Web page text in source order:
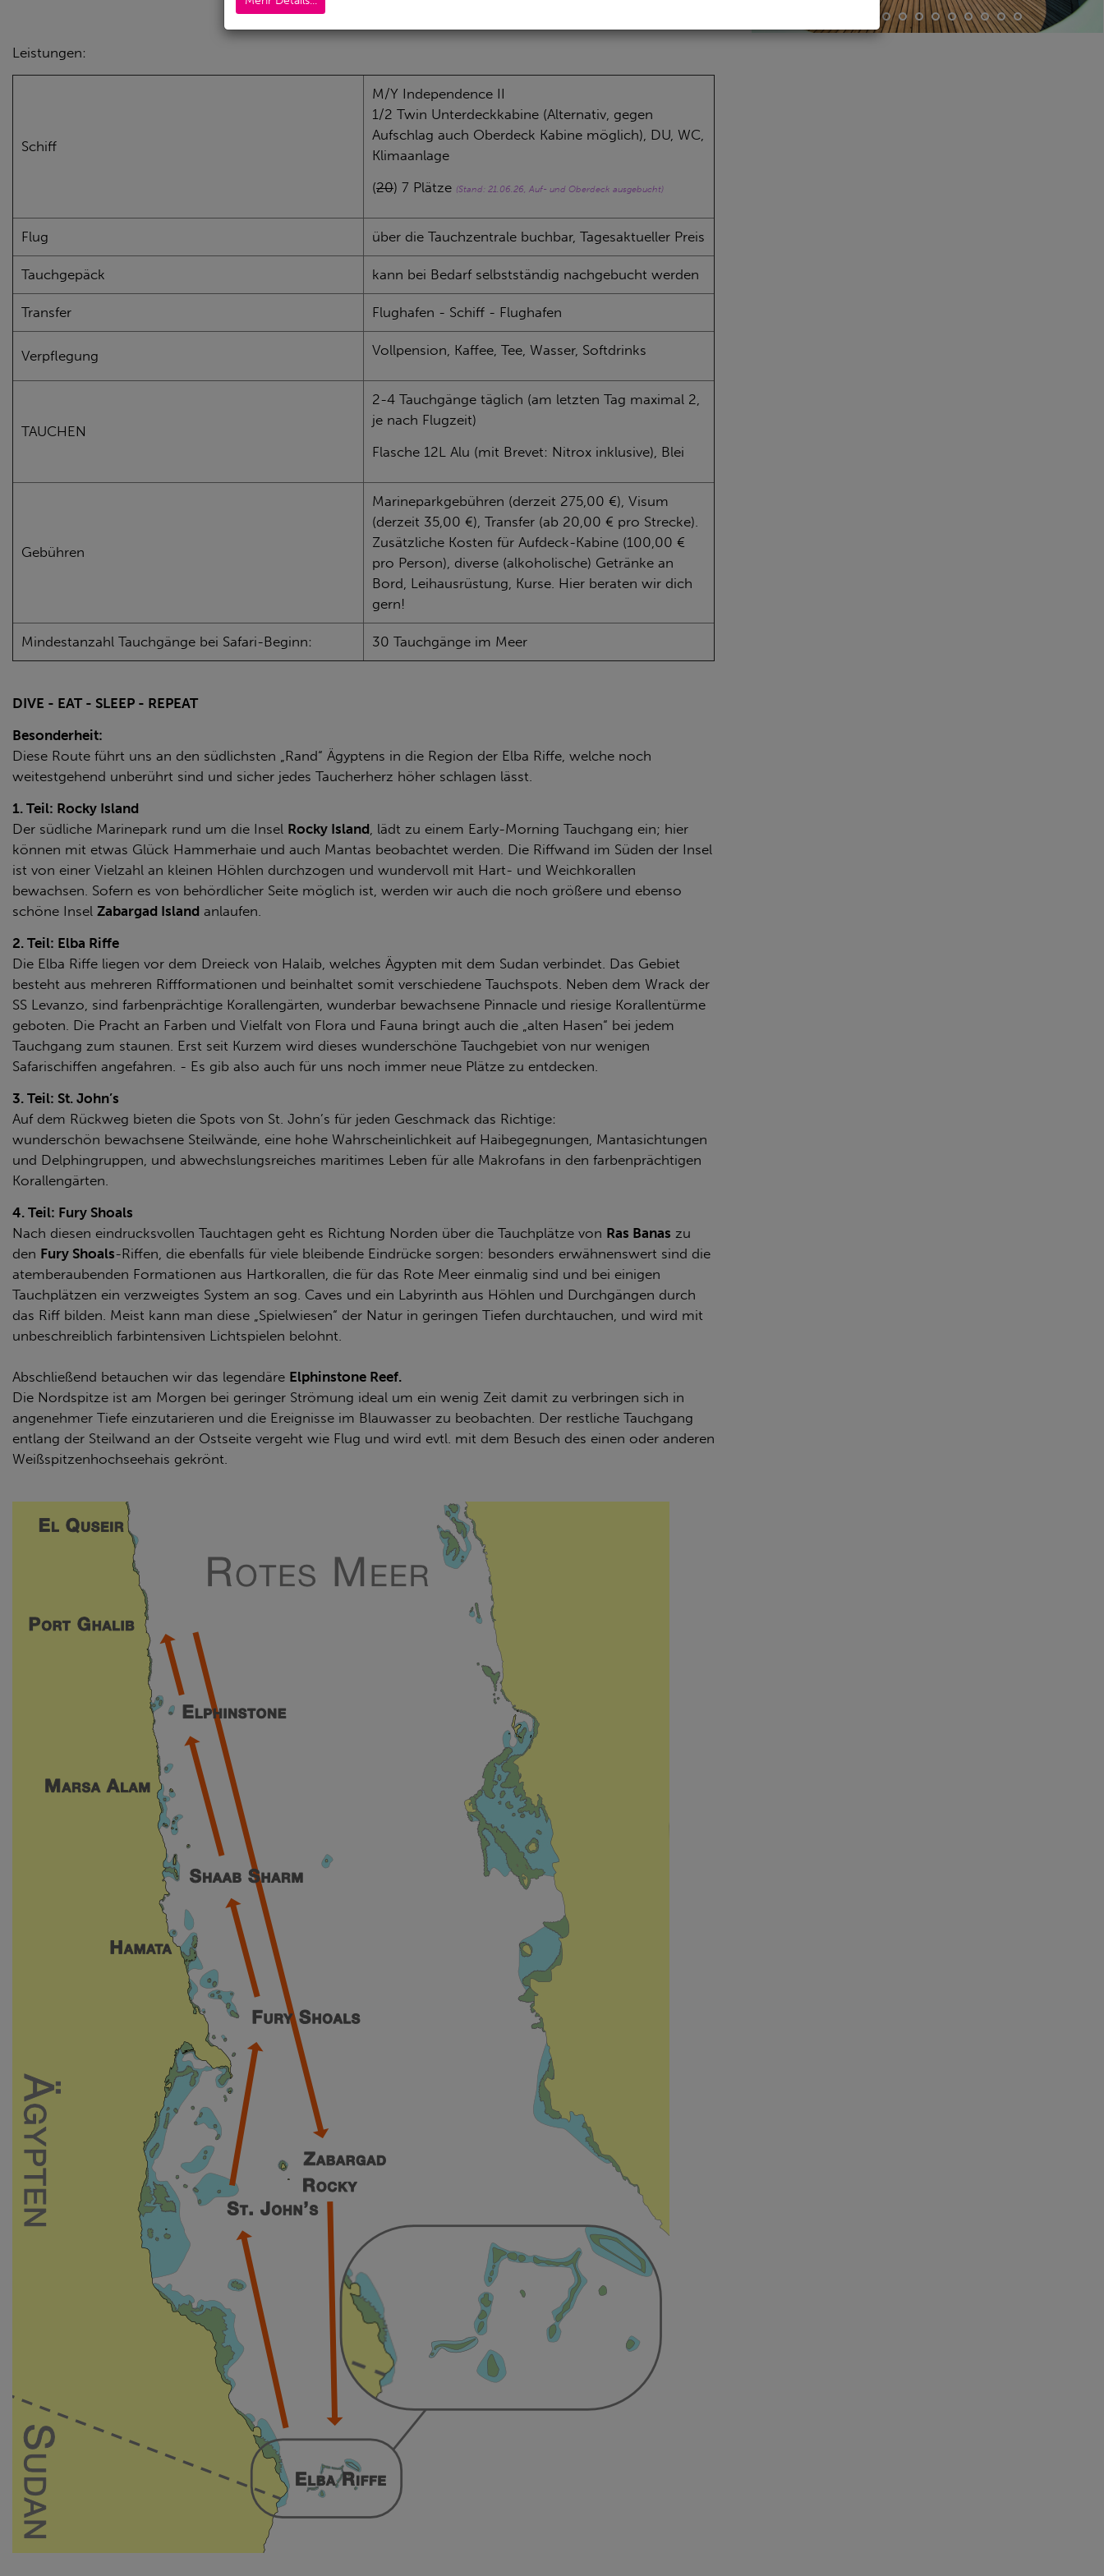
Leistungen:
Schiff
M/Y Independence II
1/2 Twin Unterdeckkabine (Alternativ, gegen
Aufschlag auch Oberdeck Kabine möglich), DU, WC,
Klimaanlage
(20) 7 Plätze (Stand: 21.06.26, Auf- und Oberdeck ausgebucht)
Flug über die Tauchzentrale buchbar, Tagesaktueller Preis
Tauchgepäck kann bei Bedarf selbstständig nachgebucht werden
Transfer Flughafen - Schiff - Flughafen
Verpflegung Vollpension, Kaffee, Tee, Wasser, Softdrinks
TAUCHEN
2-4 Tauchgänge täglich (am letzten Tag maximal 2,
je nach Flugzeit)
Flasche 12L Alu (mit Brevet: Nitrox inklusive), Blei
Gebühren
Marineparkgebühren (derzeit 275,00 €), Visum
(derzeit 35,00 €), Transfer (ab 20,00 € pro Strecke).
Zusätzliche Kosten für Aufdeck-Kabine (100,00 €
pro Person), diverse (alkoholische) Getränke an
Bord, Leihausrüstung, Kurse. Hier beraten wir dich
gern!
Mindestanzahl Tauchgänge bei Safari-Beginn: 30 Tauchgänge im Meer
DIVE - EAT - SLEEP - REPEAT
Besonderheit:
Diese Route führt uns an den südlichsten „Rand“ Ägyptens in die Region der Elba Riffe, welche noch
weitestgehend unberührt sind und sicher jedes Taucherherz höher schlagen lässt.
1. Teil: Rocky Island
Der südliche Marinepark rund um die Insel Rocky Island, lädt zu einem Early-Morning Tauchgang ein; hier
können mit etwas Glück Hammerhaie und auch Mantas beobachtet werden. Die Riffwand im Süden der Insel
ist von einer Vielzahl an kleinen Höhlen durchzogen und wundervoll mit Hart- und Weichkorallen
bewachsen. Sofern es von behördlicher Seite möglich ist, werden wir auch die noch größere und ebenso
schöne Insel Zabargad Island anlaufen.
2. Teil: Elba Riffe
Die Elba Riffe liegen vor dem Dreieck von Halaib, welches Ägypten mit dem Sudan verbindet. Das Gebiet
besteht aus mehreren Riffformationen und beinhaltet somit verschiedene Tauchspots. Neben dem Wrack der
SS Levanzo, sind farbenprächtige Korallengärten, wunderbar bewachsene Pinnacle und riesige Korallentürme
geboten. Die Pracht an Farben und Vielfalt von Flora und Fauna bringt auch die „alten Hasen“ bei jedem
Tauchgang zum staunen. Erst seit Kurzem wird dieses wunderschöne Tauchgebiet von nur wenigen
Safarischiffen angefahren. - Es gib also auch für uns noch immer neue Plätze zu entdecken.
3. Teil: St. John’s
Auf dem Rückweg bieten die Spots von St. John’s für jeden Geschmack das Richtige:
wunderschön bewachsene Steilwände, eine hohe Wahrscheinlichkeit auf Haibegegnungen, Mantasichtungen
und Delphingruppen, und abwechslungsreiches maritimes Leben für alle Makrofans in den farbenprächtigen
Korallengärten.
4. Teil: Fury Shoals
Nach diesen eindrucksvollen Tauchtagen geht es Richtung Norden über die Tauchplätze von Ras Banas zu
den Fury Shoals-Riffen, die ebenfalls für viele bleibende Eindrücke sorgen: besonders erwähnenswert sind die
atemberaubenden Formationen aus Hartkorallen, die für das Rote Meer einmalig sind und bei einigen
Tauchplätzen ein verzweigtes System an sog. Caves und ein Labyrinth aus Höhlen und Durchgängen durch
das Riff bilden. Meist kann man diese „Spielwiesen“ der Natur in geringen Tiefen durchtauchen, und wird mit
unbeschreiblich farbintensiven Lichtspielen belohnt.
Abschließend betauchen wir das legendäre Elphinstone Reef.
Die Nordspitze ist am Morgen bei geringer Strömung ideal um ein wenig Zeit damit zu verbringen sich in
angenehmer Tiefe einzutarieren und die Ereignisse im Blauwasser zu beobachten. Der restliche Tauchgang
entlang der Steilwand an der Ostseite vergeht wie Flug und wird evtl. mit dem Besuch des einen oder anderen
Weißspitzenhochseehais gekrönt.